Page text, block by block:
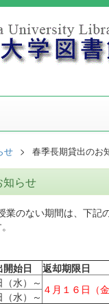
せ 春季長期貸出のお
知らせ
業のない期間は、下記
始日
返却期限日
（水）～ ４月１６日（金
（水）～